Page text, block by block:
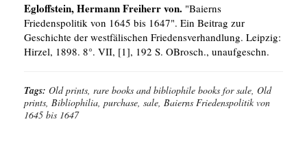
Egloffstein, Hermann Freiherr von. "Baierns
Friedenspolitik von 1645 bis 1647". Ein Beitrag zur
Geschichte der westfälischen Friedensverhandlung. Leipzig:
Hirzel, 1898. 8°. VII, [1], 192 S. OBrosch., unaufgeschn.
Tags: Old prints, rare books and bibliophile books for sale, Old
prints, Bibliophilia, purchase, sale, Baierns Friedenspolitik von
1645 bis 1647